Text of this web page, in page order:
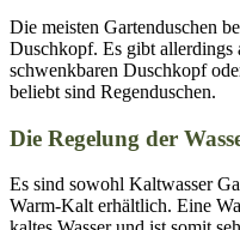
Die meisten Gartenduschen
Duschkopf. Es gibt allerdings
schwenkbaren Duschkopf
beliebt sind Regenduschen.
Die Regelung der
Es sind sowohl Kaltwasser
Warm-Kalt erhältlich. Eine